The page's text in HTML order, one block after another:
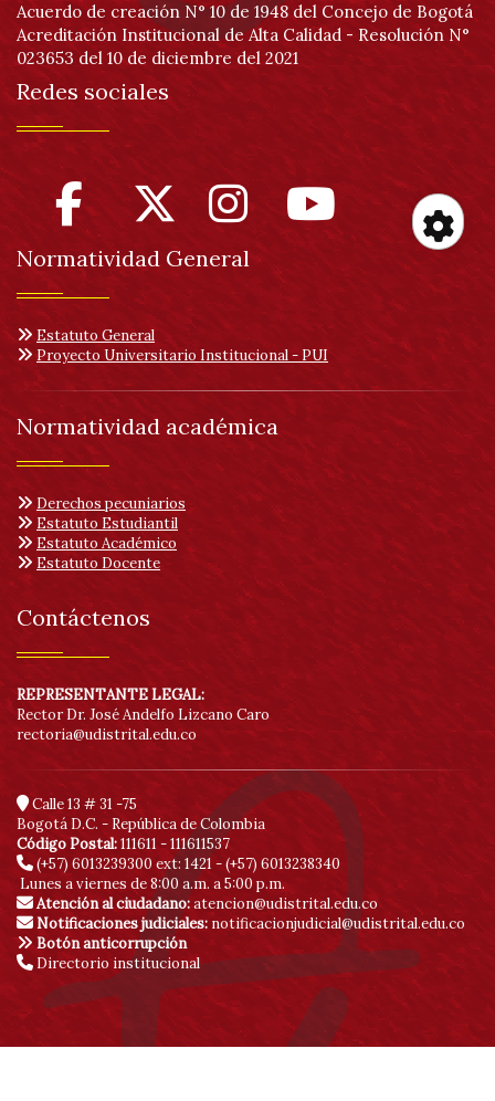
de
Acuerdo de creación N° 10 de 1948 del Concejo de Bogotá
Acreditación Institucional de Alta Calidad - Resolución N°
023653 del 10 de diciembre del 2021
Redes sociales
Normatividad General
Estatuto General
Proyecto Universitario Institucional - PUI
Normatividad académica
Derechos pecuniarios
Estatuto Estudiantil
Estatuto Académico
Estatuto Docente
Contáctenos
REPRESENTANTE LEGAL:
Rector Dr. José Andelfo Lizcano Caro
rectoria@udistrital.edu.co
Calle 13 # 31 -75
Bogotá D.C. - República de Colombia
Código Postal:111611 - 111611537
(+57) 6013239300 ext: 1421 - (+57) 6013238340
Lunes a viernes de 8:00 a.m. a 5:00 p.m.
Atención al ciudadano:atencion@udistrital.edu.co
Notificaciones judiciales: notificacionjudicial@udistrital.edu.co
Botón anticorrupción
Directorio institucional